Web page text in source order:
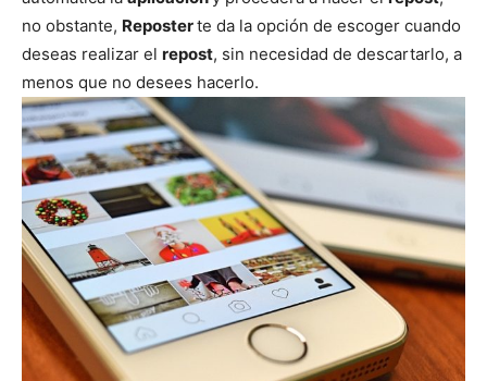
no obstante, Reposterte da la opción de escoger cuando
deseas realizar el repost, sin necesidad de descartarlo, a
menos que no desees hacerlo.